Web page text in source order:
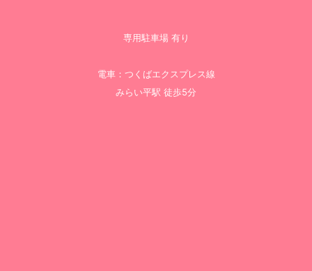
専用駐車場 有り
電車：つくばエクスプレス線
みらい平駅 徒歩5分